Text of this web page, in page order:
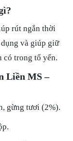
rút ngắn thời
và giúp giữ
có trong tổ yến.
Liền MS –
gừng tươi (2%).